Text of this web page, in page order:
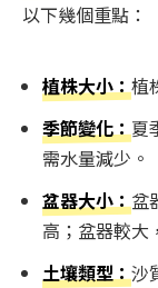
以下幾個重點：
植株大小：植
季節變化：夏
需水量減少。
盆器大小：盆
高；盆器較大
土壤類型：沙